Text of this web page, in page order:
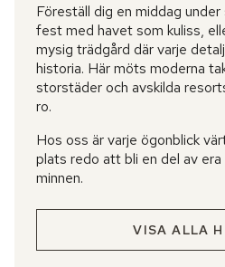
Föreställ dig en middag
fest med havet som kuliss,
mysig trädgård där varje
historia. Här möts moderna
storstäder och avskilda
ro.
Hos oss är varje ögonblick
plats redo att bli en del av
minnen.
VISA ALLA